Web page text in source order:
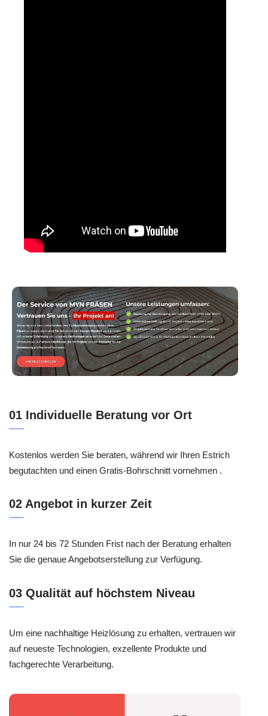
01 Individuelle Beratung vor Ort
Kostenlos werden Sie beraten, während wir Ihren Estrich
begutachten und einen Gratis-Bohrschnitt vornehmen .
02 Angebot in kurzer Zeit
In nur 24 bis 72 Stunden Frist nach der Beratung erhalten
Sie die genaue Angebotserstellung zur Verfügung.
03 Qualität auf höchstem Niveau
Um eine nachhaltige Heizlösung zu erhalten, vertrauen wir
auf neueste Technologien, exzellente Produkte und
fachgerechte Verarbeitung.